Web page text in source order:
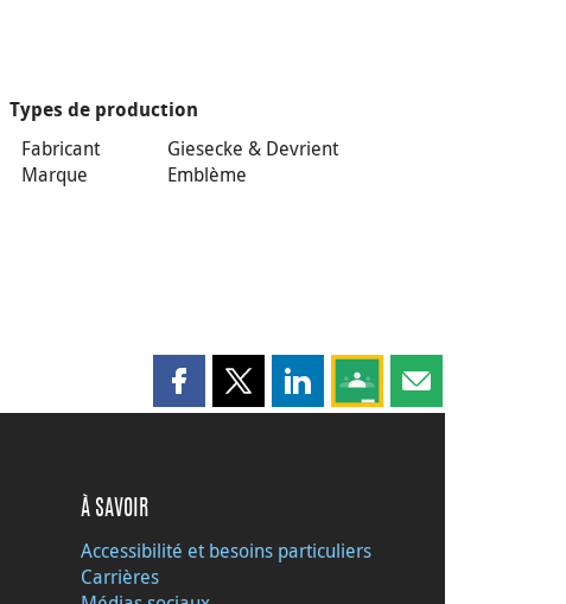
Types de production
Fabricant
Giesecke & Devrient
Marque
Emblème
Partager cette page sur Facebook
Partager cette page sur X
Partager cette page sur
Partagez cette page sur
Partager cette
À SAVOIR
Accessibilité et besoins particuliers
Carrières